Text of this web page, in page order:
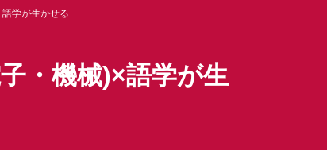
語学が生かせる
・機械)×語学が生